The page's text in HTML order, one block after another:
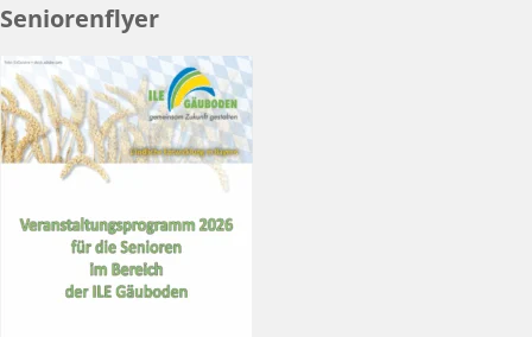
Seniorenflyer